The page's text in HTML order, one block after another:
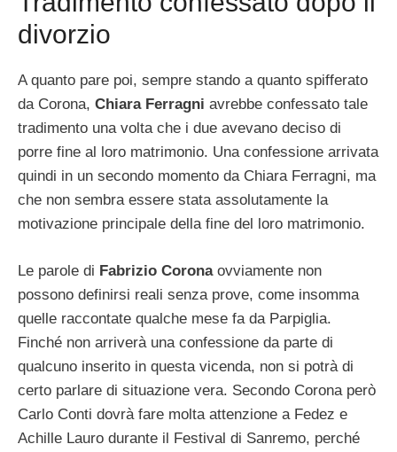
divorzio
A quanto pare poi, sempre stando a quanto spifferato
da Corona, Chiara Ferragni avrebbe confessato tale
tradimento una volta che i due avevano deciso di
porre fine al loro matrimonio. Una confessione arrivata
quindi in un secondo momento da Chiara Ferragni, ma
che non sembra essere stata assolutamente la
motivazione principale della fine del loro matrimonio.
Le parole di Fabrizio Coronaovviamente non
possono definirsi reali senza prove, come insomma
quelle raccontate qualche mese fa da Parpiglia.
Finché non arriverà una confessione da parte di
qualcuno inserito in questa vicenda, non si potrà di
certo parlare di situazione vera. Secondo Corona però
Carlo Conti dovrà fare molta attenzione a Fedez e
Achille Lauro durante il Festival di Sanremo, perché